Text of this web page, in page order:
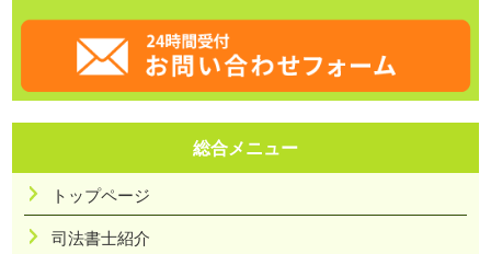
総合メニュー
トップページ
司法書士紹介